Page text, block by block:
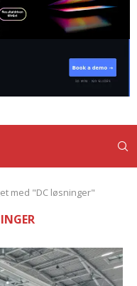
med "DC løsninger"